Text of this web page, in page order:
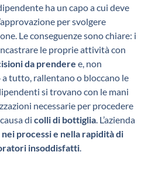
ha un capo a cui deve
per svolgere
Le conseguenze sono chiare: i
le proprie attività con
da prendere e, non
tutto, rallentano o bloccano le
si trovano con le mani
necessarie per procedere
dicolli di bottiglia . L’azienda
processi e nella rapidità di
insoddisfatti